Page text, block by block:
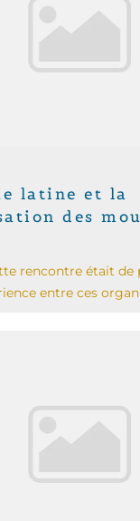
latine et la
des
rencontre était
entre ces